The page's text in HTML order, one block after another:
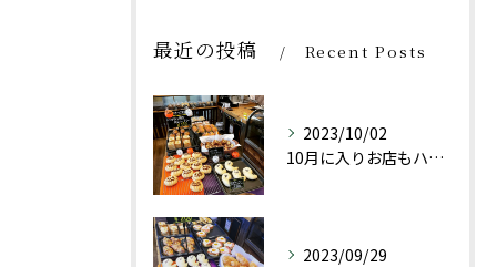
最近の投稿 Recent Posts
2023/10/02
10月に入りお店もハロウィン仕様にしております👻
2023/09/29